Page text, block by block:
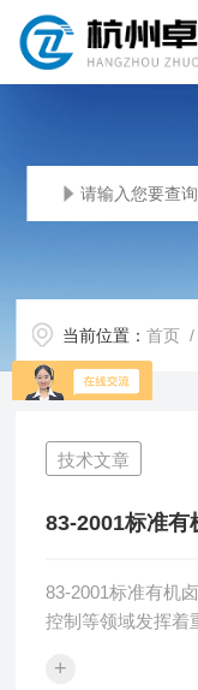
当前位置：首页 /
技术文章
83-2001标准有
83-2001标准有机
控制等领域发挥着
（一）进样系统
+